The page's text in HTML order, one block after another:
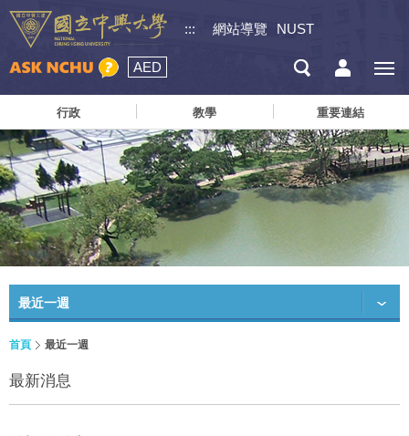
::: 網站導覽 NUST
AED
行政 教學 重要連結
最近一週
首頁 最近一週
最新消息